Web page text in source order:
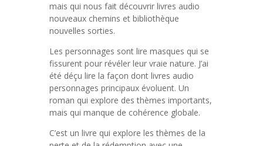
mais qui nous fait découvrir livres audio
nouveaux chemins et bibliothèque
nouvelles sorties.
Les personnages sont lire masques qui se
fissurent pour révéler leur vraie nature. J’ai
été déçu lire la façon dont livres audio
personnages principaux évoluent. Un
roman qui explore des thèmes importants,
mais qui manque de cohérence globale.
C’est un livre qui explore les thèmes de la